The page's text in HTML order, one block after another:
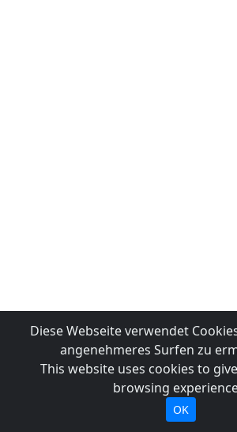
Diese Webseite verwendet
angenehmeres Surfen zu
This website uses cookies to
browsing
OK